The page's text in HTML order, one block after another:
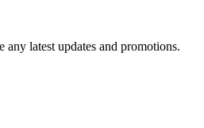
latest updates and promotions.